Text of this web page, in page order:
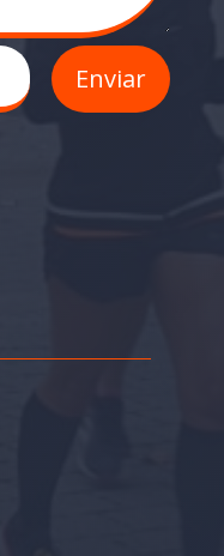
Enviar